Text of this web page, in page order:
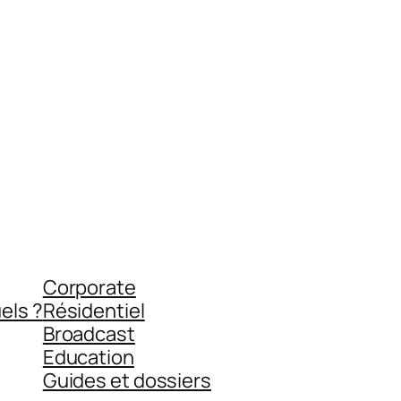
?
Corporate
Résidentiel
Broadcast
Education
Guides et dossiers